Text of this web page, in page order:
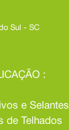
Sul - SC
:
e Selantes
de Telhados